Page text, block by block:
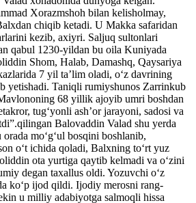
Xorazmshoh bilan kelisholmay,
chiqib ketadi. U Makka safaridan
kezib, axiyri. Saljuq sultonlari
qabul 1230-yildan bu oila Kuniyada
Shom, Halab, Damashq, Qaysariya
7 yil taʼlim oladi, oʻz davrining
yetishadi. Taniqli rumiyshunos Zarrinkub
68 yillik ajoyib umri boshdan
tugʻyonli ashʼor jarayoni, sadosi va
Balovaddin Valad shu yerda
moʻgʻul bosqini boshlanib,
oʻt ichida qoladi, Balxning toʻrt yuz
ota yurtiga qaytib kelmadi va oʻzini
degan taxallus oldi. Yozuvchi oʻz
koʻp ijod qildi. Ijodiy merosni rang-
u milliy adabiyotga salmoqli hissa